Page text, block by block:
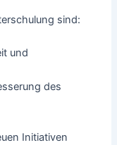
sind:
und
des
Initiativen